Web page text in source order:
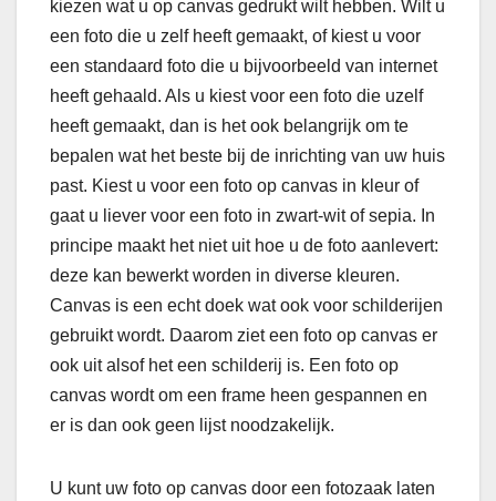
kiezen wat u op canvas gedrukt wilt hebben. Wilt u
een foto die u zelf heeft gemaakt, of kiest u voor
een standaard foto die u bijvoorbeeld van internet
heeft gehaald. Als u kiest voor een foto die uzelf
heeft gemaakt, dan is het ook belangrijk om te
bepalen wat het beste bij de inrichting van uw huis
past. Kiest u voor een foto op canvas in kleur of
gaat u liever voor een foto in zwart-wit of sepia. In
principe maakt het niet uit hoe u de foto aanlevert:
deze kan bewerkt worden in diverse kleuren.
Canvas is een echt doek wat ook voor schilderijen
gebruikt wordt. Daarom ziet een foto op canvas er
ook uit alsof het een schilderij is. Een foto op
canvas wordt om een frame heen gespannen en
er is dan ook geen lijst noodzakelijk.
U kunt uw foto op canvas door een fotozaak laten